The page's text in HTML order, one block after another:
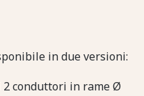
in due versioni:
2 conduttori in rame Ø